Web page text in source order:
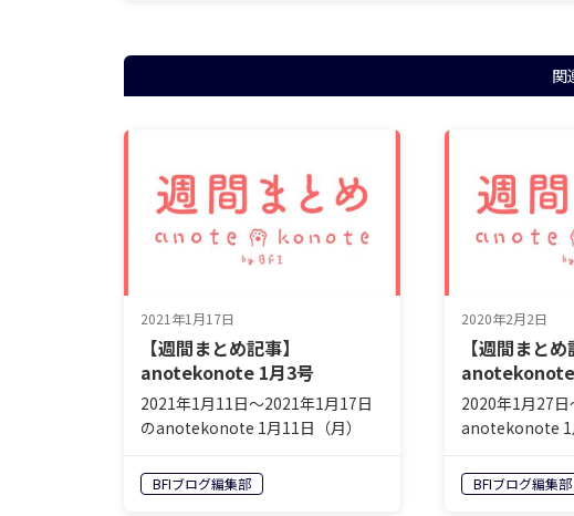
関
2021年1月17日
【週間まとめ記事】
anotekonote 1月3号
2021年1月11日〜2021年1月17日
のanotekonote 1月11日（月）
ング】「なぜ人はマウンティング
したがるのでしょう」 安田佳生
BFIブログ編集部
2020年2月2日
【週間まとめ
2020年1月27
anotekonote 1
グ】「面白いの
か？」 安田佳生
BFIブログ編集部